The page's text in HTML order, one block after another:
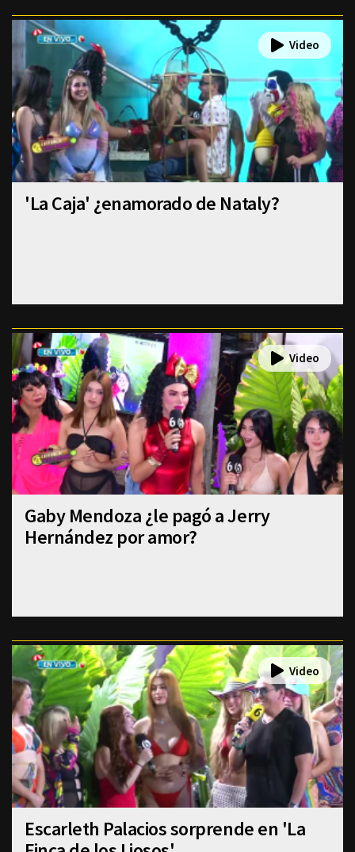
'La Caja' ¿enamorado de Nataly?
Gaby Mendoza ¿le pagó a Jerry
Hernández por amor?
Escarleth Palacios sorprende en 'La